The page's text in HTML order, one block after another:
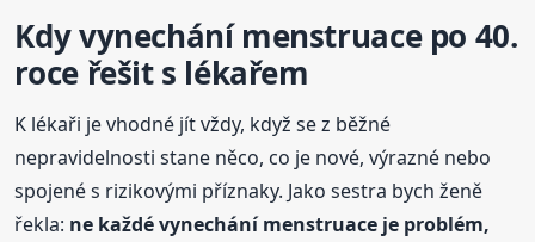
Kdy vynechání menstruace po 40.
roce řešit s lékařem
K lékaři je vhodné jít vždy, když se z běžné
nepravidelnosti stane něco, co je nové, výrazné nebo
spojené s rizikovými příznaky. Jako sestra bych ženě
řekla: ne každé vynechání menstruace je problém,